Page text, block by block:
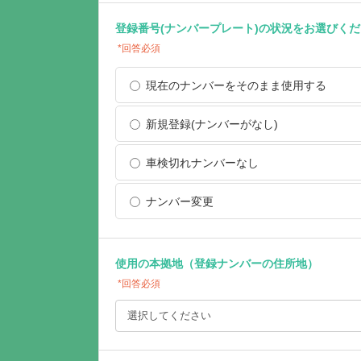
登録番号(ナンバープレート)の状況をお選びく
*回答必須
現在のナンバーをそのまま使用する
新規登録(ナンバーがなし)
車検切れナンバーなし
ナンバー変更
使用の本拠地（登録ナンバーの住所地）
*回答必須